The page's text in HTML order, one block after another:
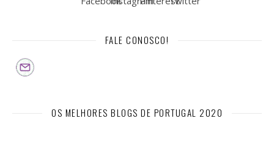
FALE CONOSCO!
OS MELHORES BLOGS DE PORTUGAL 2020